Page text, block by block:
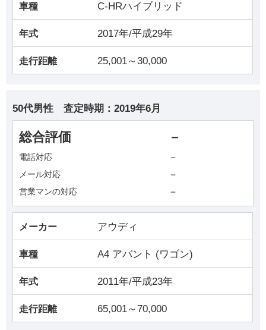
車種 C-HRハイブリッド
年式 2017年/平成29年
走行距離 25,001～30,000
50代男性 査定時期： 2019年6月
総合評価 －
電話対応 －
メール対応 －
営業マンの対応 －
メーカー アウディ
車種 A4 アバント (ワゴン)
年式 2011年/平成23年
走行距離 65,001～70,000